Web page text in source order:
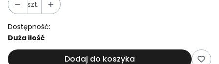
szt.
Dostępność:
Duża ilość
Dodaj do koszyka